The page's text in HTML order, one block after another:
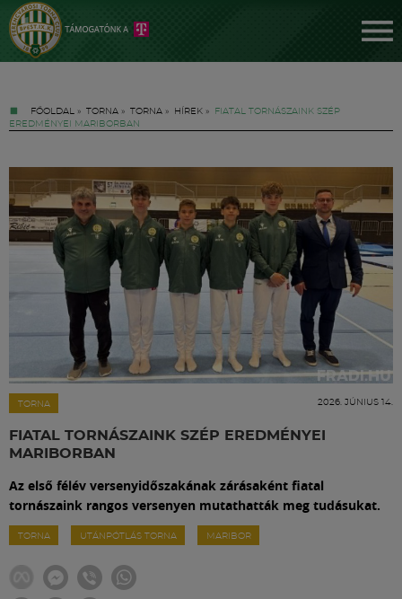
FŐOLDAL » TORNA » TORNA » HÍREK »
FIATAL TORNÁSZAINK SZÉP
EREDMÉNYEI MARIBORBAN
TORNA 2026. JÚNIUS 14.
FIATAL TORNÁSZAINK SZÉP EREDMÉNYEI
MARIBORBAN
Az első félév versenyidőszakának zárásaként fiatal
tornászaink rangos versenyen mutathatták meg tudásukat.
TORNA UTÁNPÓTLÁS TORNA MARIBOR
Jegyek
FM YouTube +
Labdarúgás
Meccscenter
Klub